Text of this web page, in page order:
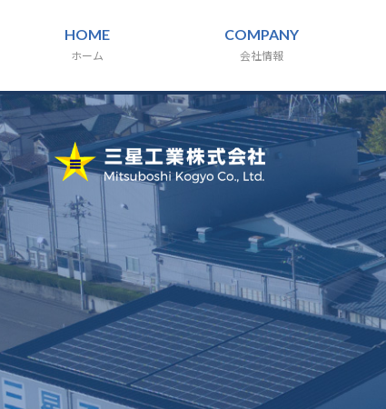
HOME
ホーム
COMPANY
会社情報